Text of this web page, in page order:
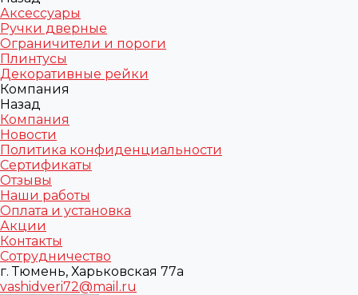
Аксессуары
Ручки дверные
Ограничители и пороги
Плинтусы
Декоративные рейки
Компания
Назад
Компания
Новости
Политика конфиденциальности
Сертификаты
Отзывы
Наши работы
Оплата и установка
Акции
Контакты
Сотрудничество
г. Тюмень, Харьковская 77а
vashidveri72@mail.ru